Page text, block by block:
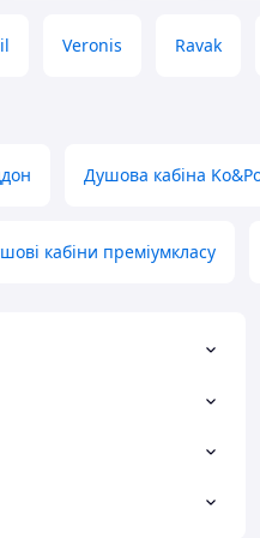
, які
сучасного
й розширює
в
спа-
Veronis Ravak
Душова кабіна
кабіни преміумкласу